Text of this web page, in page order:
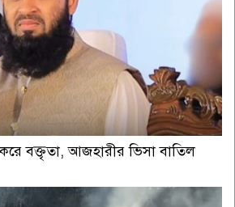
করে বক্তৃতা, আজহারীর ভিসা বাতিল